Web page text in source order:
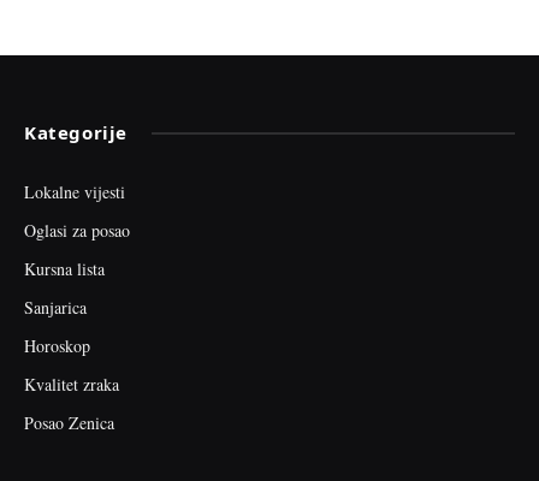
Kategorije
Lokalne vijesti
Oglasi za posao
Kursna lista
Sanjarica
Horoskop
Kvalitet zraka
Posao Zenica